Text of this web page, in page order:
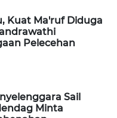
Kuat Ma'ruf Diduga
Pelecehan
Sail
Minta